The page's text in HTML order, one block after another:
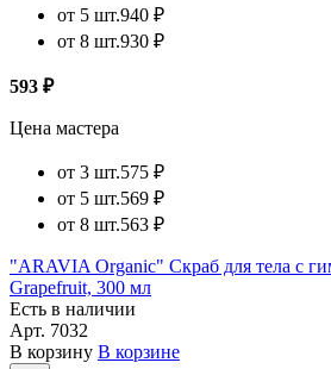
от 5 шт.940 ₽
от 8 шт.930 ₽
593 ₽
Цена мастера
от 3 шт.575 ₽
от 5 шт.569 ₽
от 8 шт.563 ₽
"ARAVIA Organic" Скраб для тела с
Grapefruit, 300 мл
Есть в наличии
Арт. 7032
В корзину В корзине